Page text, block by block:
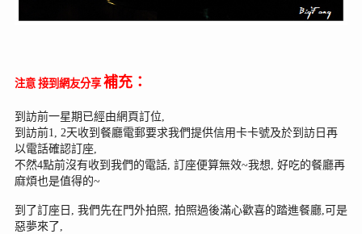
注意 接到網友分享補充：
到訪前一星期已經由網頁訂位,
到訪前1, 2天收到餐廳電郵要求我們提供信用卡卡號及於到訪日再
以電話確認訂座,
不然4點前沒有收到我們的電話, 訂座便算無效~我想, 好吃的餐廳再
麻煩也是值得的~
到了訂座日, 我們先在門外拍照, 拍照過後滿心歡喜的踏進餐廳, 可是
惡夢來了,